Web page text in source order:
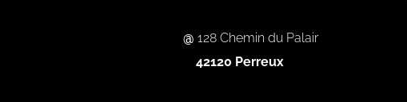
@ 128 Chemin du Palair
42120 Perreux